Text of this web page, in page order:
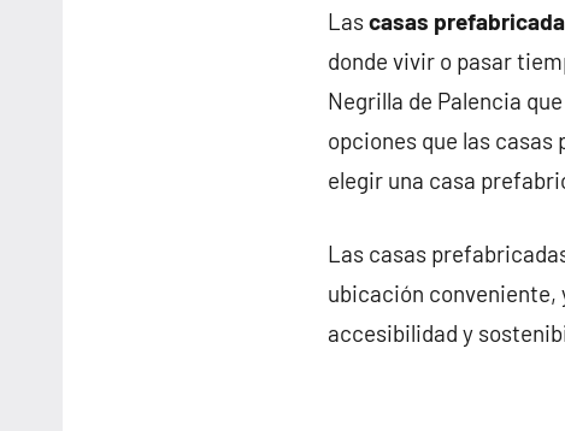
Lascasas
donde vivir o pasar
Negrilla de Palencia
opciones que las
elegir una casa
Las casas
ubicación conveniente,
accesibilidad y